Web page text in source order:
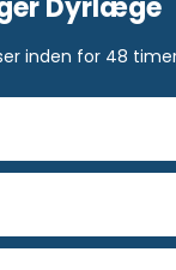
Dyrlæge
inden for 48